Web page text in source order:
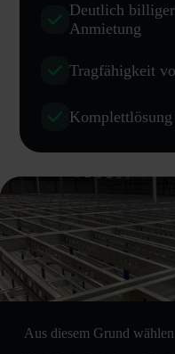
Deutlich
Anmietung
Tragfähigkeit
Aus diesem Grund